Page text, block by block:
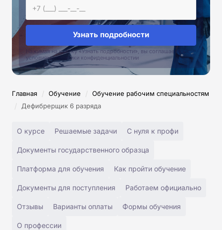
Узнать подробности
Нажимая на кнопку «Узнать подробности», вы соглашаетесь с
условиями политики конфиденциальностии
Главная / Обучение / Обучение рабочим специальностям
/ Дефибрерщик 6 разряда
О курсе Решаемые задачи С нуля к профи
Документы государственного образца
Платформа для обучения Как пройти обучение
Документы для поступления Работаем официально
Отзывы Варианты оплаты Формы обучения
О профессии